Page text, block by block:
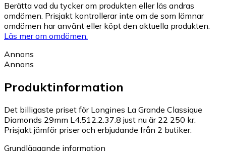
Berätta vad du tycker om produkten eller läs andras
omdömen. Prisjakt kontrollerar inte om de som lämnar
omdömen har använt eller köpt den aktuella produkten.
Läs mer om omdömen.
Annons
Annons
Produktinformation
Det billigaste priset för Longines La Grande Classique
Diamonds 29mm L4.512.2.37.8 just nu är 22 250 kr.
Prisjakt jämför priser och erbjudande från 2 butiker.
Grundläggande information